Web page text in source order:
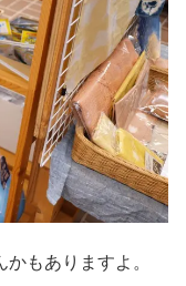
もありますよ。